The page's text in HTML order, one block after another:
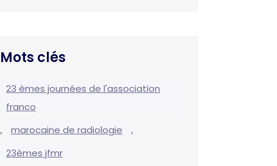
Mots clés
23 èmes journées de l'association
franco
, marocaine de radiologie ,
23èmes jfmr